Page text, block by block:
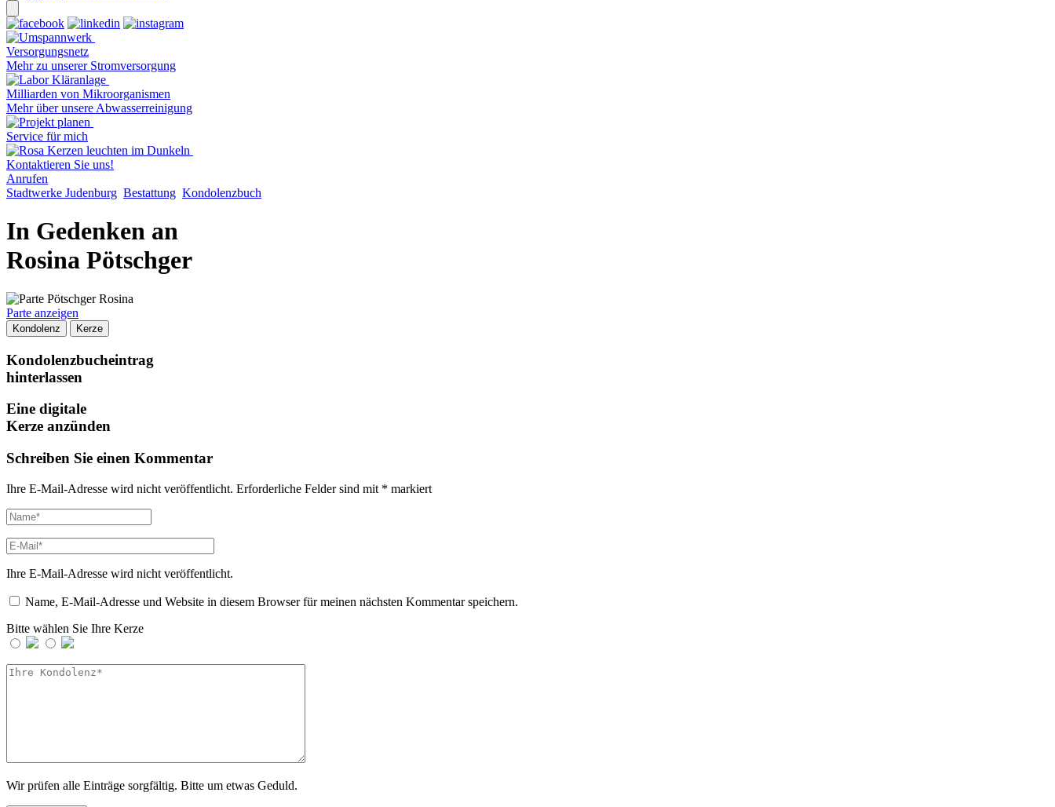
Versorgungsnetz
Mehr zu unserer Stromversorgung
Milliarden von Mikroorganismen
Mehr über unsere Abwasserreinigung
Service für mich
Kontaktieren Sie uns!
Anrufen
Stadtwerke Judenburg Bestattung Kondolenzbuch
In Gedenken an
Rosina Pötschger
Parte anzeigen
Kondolenz Kerze
Kondolenzbucheintrag
hinterlassen
Eine digitale
Kerze anzünden
Schreiben Sie einen Kommentar
Ihre E-Mail-Adresse wird nicht veröffentlicht. Erforderliche Felder sind mit * markiert
Ihre E-Mail-Adresse wird nicht veröffentlicht.
Name, E-Mail-Adresse und Website in diesem Browser für meinen nächsten Kommentar speichern.
Bitte wählen Sie Ihre Kerze
Wir prüfen alle Einträge sorgfältig. Bitte um etwas Geduld.